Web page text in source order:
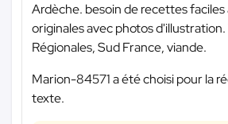
Ardèche. besoin de recettes faciles
originales avec photos
Régionales, Sud France, viande.
Marion-84571 a été choisi pour la
texte.